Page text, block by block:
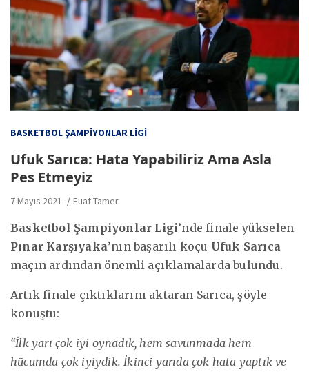
BASKETBOL ŞAMPIYONLAR LIGI
Ufuk Sarıca: Hata Yapabiliriz Ama Asla
Pes Etmeyiz
7 Mayıs 2021 Fuat Tamer
Basketbol Şampiyonlar Ligi’nde finale yükselen
Pınar Karşıyaka’nın başarılı koçu Ufuk Sarıca
maçın ardından önemli açıklamalarda bulundu.
Artık finale çıktıklarını aktaran Sarıca, şöyle
konuştu:
“İlk yarı çok iyi oynadık, hem savunmada hem
hücumda çok iyiydik. İkinci yarıda çok hata yaptık ve